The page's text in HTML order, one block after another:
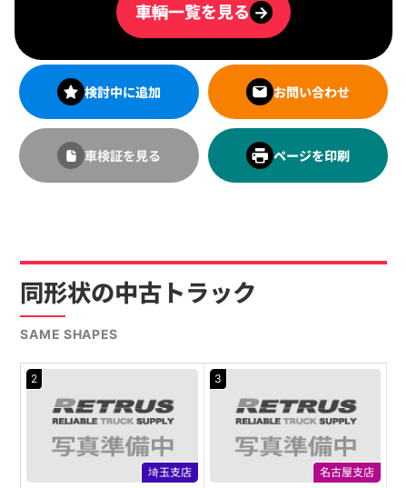
車輌一覧を見る →
検討中に追加 お問い合わせ
車検証を見る ページを印刷
同形状の中古トラック
SAME SHAPES
2
埼玉支店
3
名古屋支店